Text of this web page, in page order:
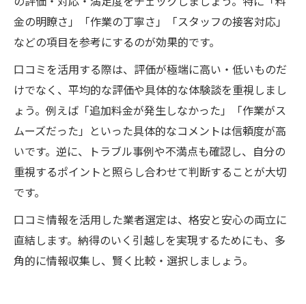
金の明瞭さ」「作業の丁寧さ」「スタッフの接客対応」
などの項目を参考にするのが効果的です。
口コミを活用する際は、評価が極端に高い・低いものだ
けでなく、平均的な評価や具体的な体験談を重視しまし
ょう。例えば「追加料金が発生しなかった」「作業がス
ムーズだった」といった具体的なコメントは信頼度が高
いです。逆に、トラブル事例や不満点も確認し、自分の
重視するポイントと照らし合わせて判断することが大切
です。
口コミ情報を活用した業者選定は、格安と安心の両立に
直結します。納得のいく引越しを実現するためにも、多
角的に情報収集し、賢く比較・選択しましょう。